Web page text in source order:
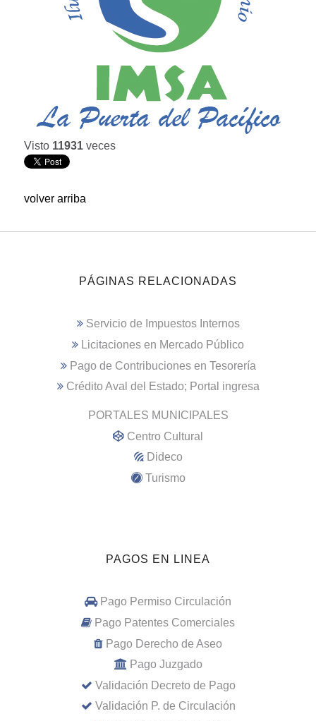
Visto 11931 veces
volver arriba
PÁGINAS RELACIONADAS
Servicio de Impuestos Internos
Licitaciones en Mercado Público
Pago de Contribuciones en Tesorería
Crédito Aval del Estado; Portal ingresa
PORTALES MUNICIPALES
Centro Cultural
Dideco
Turismo
PAGOS EN LINEA
Pago Permiso Circulación
Pago Patentes Comerciales
Pago Derecho de Aseo
Pago Juzgado
Validación Decreto de Pago
Validación P. de Circulación